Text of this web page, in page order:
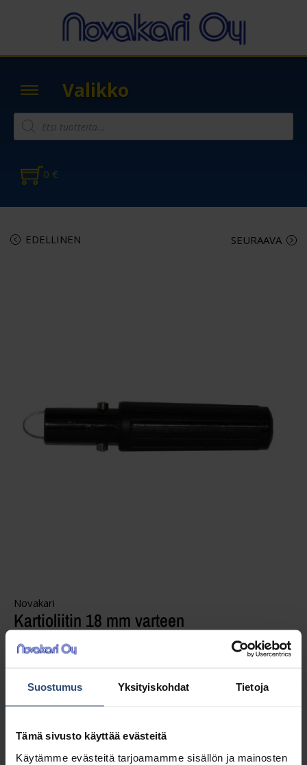
Suostumus Yksityiskohdat Tietoja
Tämä sivusto käyttää evästeitä
Käytämme evästeitä tarjoamamme sisällön ja mainosten
Valikko
0 €
EDELLINEN SEURAAVA
Novakari
Kartioliitin 18 mm varteen
ikkunankuivaimen tai ikkunanpesimen
varsiin.